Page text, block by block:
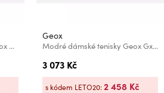
Červené dámské tenisky Geox Gxrn-02
Geox
Modré dámské tenisky Geox Gxrn-02
3 073 Kč
s kódem LETO20:2 458 Kč